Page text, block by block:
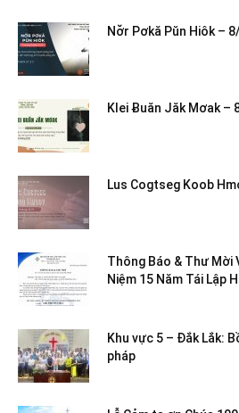
Nơ̆r Pơkă Pŭn Hiôk –
Klei Ƀuăn Jăk Mơak –
Lus Cogtseg Koob
Thông Báo & Thư Mời
Niệm 15 Năm Tái Lập
Khu vực 5 – Đắk Lắk:
pháp